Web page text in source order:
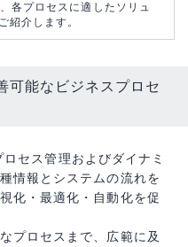
各プロセスに適したソリュ
紹介します。
可能なビジネスプロセ
セス管理およびダイナミ
情報とシステムの流れを
化・最適化・自動化を促
プロセスまで、広範に及